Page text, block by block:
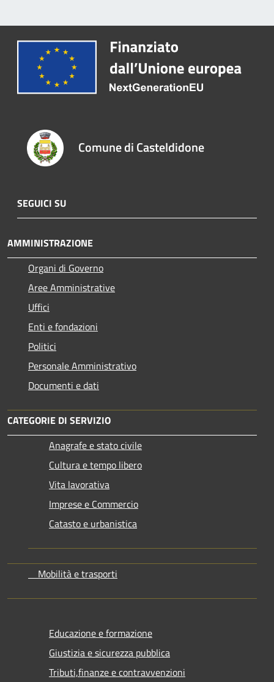
Comune di Casteldidone
SEGUICI SU
AMMINISTRAZIONE
Organi di Governo
Aree Amministrative
Uffici
Enti e fondazioni
Politici
Personale Amministrativo
Documenti e dati
CATEGORIE DI SERVIZIO
Anagrafe e stato civile
Cultura e tempo libero
Vita lavorativa
Imprese e Commercio
Catasto e urbanistica
Mobilità e trasporti
Educazione e formazione
Giustizia e sicurezza pubblica
Tributi,finanze e contravvenzioni